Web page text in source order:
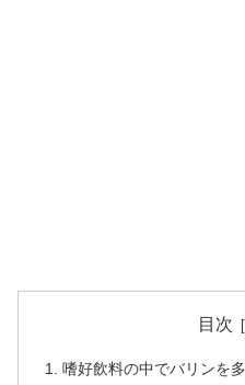
目次
嗜好飲料の中でバリンを